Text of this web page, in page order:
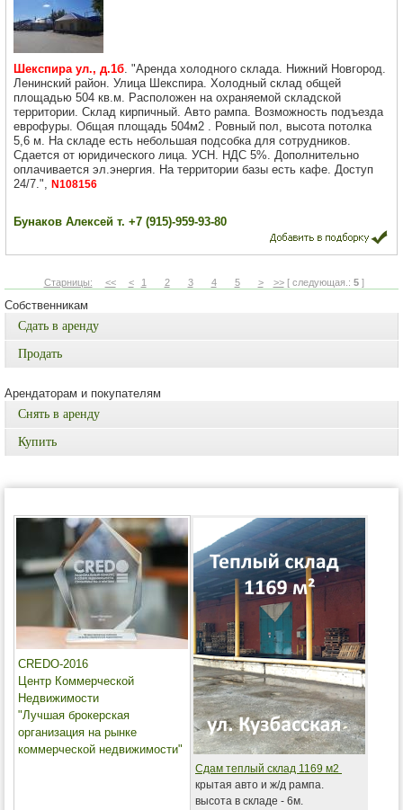
Шекспира ул., д.1б. "Аренда холодного склада. Нижний Новгород.
Ленинский район. Улица Шекспира. Холодный склад общей
площадью 504 кв.м. Расположен на охраняемой складской
территории. Склад кирпичный. Авто рампа. Возможность подъезда
еврофуры. Общая площадь 504м2 . Ровный пол, высота потолка
5,6 м. На складе есть небольшая подсобка для сотрудников.
Сдается от юридического лица. УСН. НДС 5%. Дополнительно
оплачивается эл.энергия. На территории базы есть кафе. Доступ
24/7.", N108156
Бунаков Алексей т. +7 (915)-959-93-80
Старницы: << < 1 2 3 4 5 > >>[ следующая.: 5]
Собственникам
Сдать в аренду
Продать
Арендаторам и покупателям
Снять в аренду
Купить
CREDO-2016
Центр Коммерческой
Недвижимости
"Лучшая брокерская
организация на рынке
коммерческой недвижимости"
Сдам теплый склад 1169 м2
крытая авто и ж/д рампа.
высота в складе - 6м.